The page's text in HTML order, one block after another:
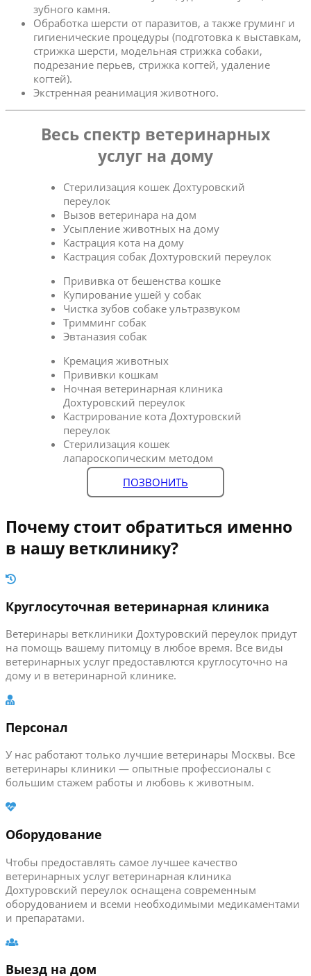
зубного камня.
Обработка шерсти от паразитов, а также груминг и
гигиенические процедуры (подготовка к выставкам,
стрижка шерсти, модельная стрижка собаки,
подрезание перьев, стрижка когтей, удаление
когтей).
Экстренная реанимация животного.
Весь спектр ветеринарных
услуг на дому
Стерилизация кошек Дохтуровский
переулок
Вызов ветеринара на дом
Усыпление животных на дому
Кастрация кота на дому
Кастрация собак Дохтуровский переулок
Прививка от бешенства кошке
Купирование ушей у собак
Чистка зубов собаке ультразвуком
Тримминг собак
Эвтаназия собак
Кремация животных
Прививки кошкам
Ночная ветеринарная клиника
Дохтуровский переулок
Кастрирование кота Дохтуровский
переулок
Стерилизация кошек
лапароскопическим методом
ПОЗВОНИТЬ
Почему стоит обратиться именно
в нашу ветклинику?
Круглосуточная ветеринарная клиника
Ветеринары ветклиники Дохтуровский переулок придут
на помощь вашему питомцу в любое время. Все виды
ветеринарных услуг предоставлются круглосуточно на
дому и в ветеринарной клинике.
Персонал
У нас работают только лучшие ветеринары Москвы. Все
ветеринары клиники — опытные профессионалы с
большим стажем работы и любовь к животным.
Оборудование
Чтобы предоставлять самое лучшее качество
ветеринарных услуг ветеринарная клиника
Дохтуровский переулок оснащена современным
оборудованием и всеми необходимыми медикаментами
и препаратами.
Выезд на дом